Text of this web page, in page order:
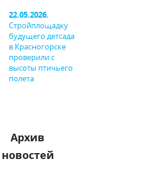
22.05.2026.
Стройплощадку
будущего детсада
в Красногорске
проверили с
высоты птичьего
полета
Архив
новостей